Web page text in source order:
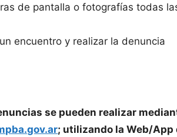
de pantalla o fotografías todas
encuentro y realizar la denuncia
se pueden realizar
; utilizando la Web/App